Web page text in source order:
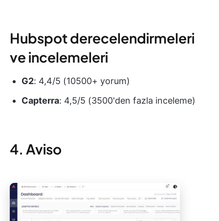
Hubspot derecelendirmeleri
ve incelemeleri
G2: 4,4/5 (10500+ yorum)
Capterra: 4,5/5 (3500'den fazla inceleme)
4. Aviso